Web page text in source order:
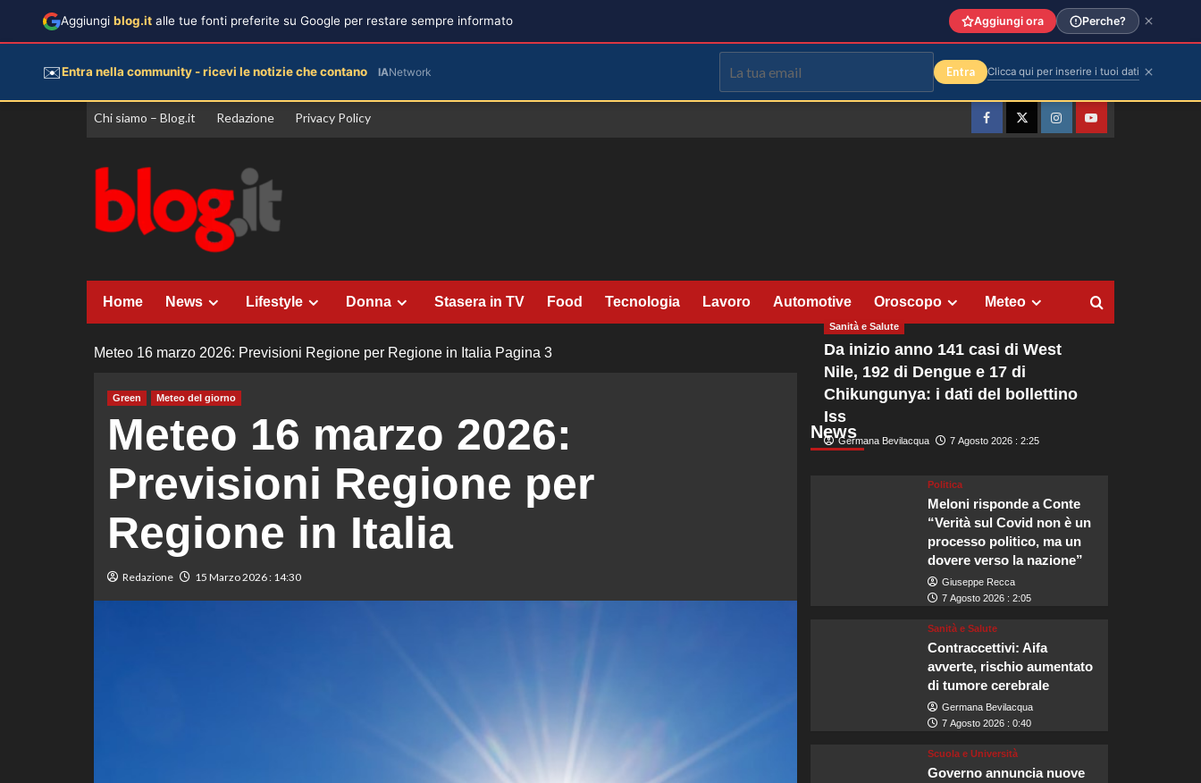
Vai
Chi siamo – Blog.it Redazione Privacy Policy
FacebookTwitterInstagramYouTube
Home News Lifestyle Donna Stasera in TV Food Tecnologia Lavoro Automotive Oroscopo Meteo
Meteo 16 marzo 2026: Previsioni Regione per Regione in Italia Pagina 3
Green Meteo del giorno
Meteo 16 marzo 2026:
Previsioni Regione per
Regione in Italia
Redazione 15 Marzo 2026 : 14:30
News
Sanità e Salute
Da inizio anno 141 casi di West
Nile, 192 di Dengue e 17 di
Chikungunya: i dati del bollettino
Iss
Germana Bevilacqua 7 Agosto 2026 : 2:25
Politica
Meloni risponde a Conte
“Verità sul Covid non è un
processo politico, ma un
dovere verso la nazione”
Giuseppe Recca
7 Agosto 2026 : 2:05
Sanità e Salute
Contraccettivi: Aifa
avverte, rischio aumentato
di tumore cerebrale
Germana Bevilacqua
7 Agosto 2026 : 0:40
Scuola e Università
Governo annuncia nuove
Aggiungi blog.it alle tue fonti preferite su Google per restare sempre informato Aggiungi ora Perche?
✉️Entra nella community - ricevi le notizie che contano IANetwork Entra Clicca qui per inserire i tuoi dati